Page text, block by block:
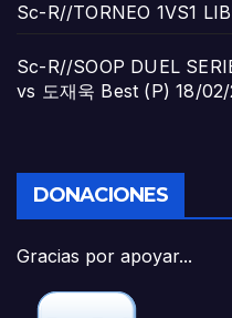
Sc-R//TORNEO 1VS1
Sc-R//SOOP DUEL
vs 도재욱 Best (P) 18/
DONACIONES
Gracias por apoyar...